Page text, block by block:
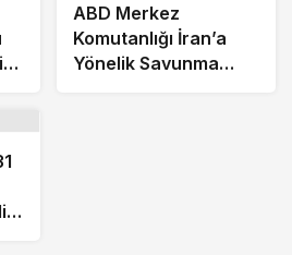
ABD Merkez
Komutanlığı İran’a
Yönelik Savunma